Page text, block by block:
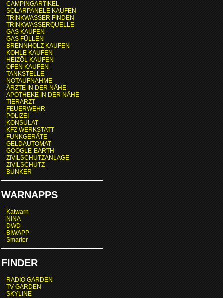
CAMPINGARTIKEL
SOLARPANELE KAUFEN
TRINKWASSER FINDEN
TRINKWASSERQUELLE
GAS KAUFEN
GAS FÜLLEN
BRENNHOLZ KAUFEN
KOHLE KAUFEN
HEIZÖL KAUFEN
OFEN KAUFEN
TANKSTELLE
NOTAUFNAHME
ÄRZTE IN DER NÄHE
APOTHEKE IN DER NÄHE
TIERARZT
FEUERWEHR
POLIZEI
KONSULAT
KFZ WERKSTATT
FUNKGERÄTE
GELDAUTOMAT
GOOGLE-EARTH
ZIVILSCHUTZANLAGE
ZIVILSCHUTZ
BUNKER
WARNAPPS
Katwarn
NINA
DWD
BIWAPP
Smarter
FINDER
RADIO GARDEN
TV GARDEN
SKYLINE